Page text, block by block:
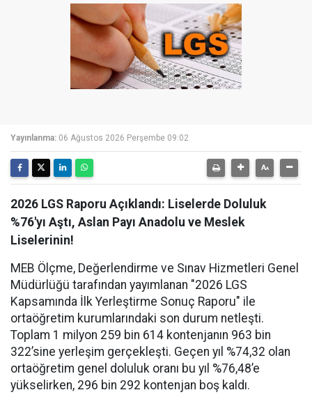
Yayınlanma: 06 Ağustos 2026 Perşembe 09:02
2026 LGS Raporu Açıklandı: Liselerde Doluluk
%76'yı Aştı, Aslan Payı Anadolu ve Meslek
Liselerinin!
MEB Ölçme, Değerlendirme ve Sınav Hizmetleri Genel
Müdürlüğü tarafından yayımlanan "2026 LGS
Kapsamında İlk Yerleştirme Sonuç Raporu" ile
ortaöğretim kurumlarındaki son durum netleşti.
Toplam 1 milyon 259 bin 614 kontenjanın 963 bin
322’sine yerleşim gerçekleşti. Geçen yıl %74,32 olan
ortaöğretim genel doluluk oranı bu yıl %76,48’e
yükselirken, 296 bin 292 kontenjan boş kaldı.